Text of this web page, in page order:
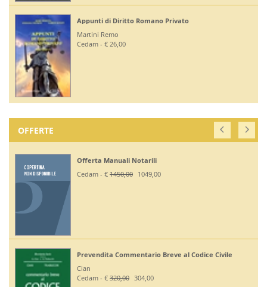
Appunti di Diritto Romano Privato
Martini Remo
Cedam - € 26,00
OFFERTE
Offerta Manuali Notarili
Cedam - € 1450,00 1049,00
Prevendita Commentario Breve al Codice Civile
Cian
Cedam - € 320,00 304,00